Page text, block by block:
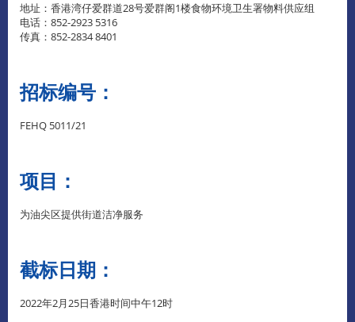
地址：香港湾仔爱群道28号爱群阁1楼食物环境卫生署物料供应组
电话：852-2923 5316
传真：852-2834 8401
招标编号：
FEHQ 5011/21
项目：
为油尖区提供街道洁净服务
截标日期：
2022年2月25日香港时间中午12时